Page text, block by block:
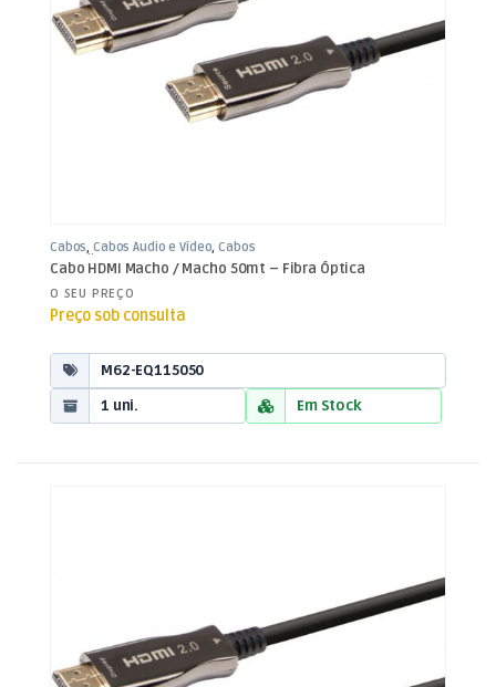
Cabos,Cabos Áudio e Vídeo,Cabos
HDMI Fibra
Cabo HDMI Macho / Macho 50mt – Fibra Óptica
O SEU PREÇO
Preço sob consulta
M62-EQ115050
1 uni.
Em Stock